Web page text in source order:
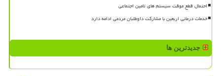
احتمال قطع موقت سیستم های تامین اجتماعی
خدمات درمانی اربعین با مشارکت داوطلبان مردمی ادامه دارد
جدیدترین ها